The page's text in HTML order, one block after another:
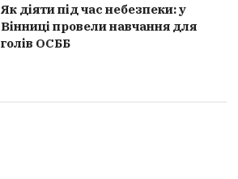
Як діяти під час небезпеки: у
Вінниці провели навчання для
голів ОСББ